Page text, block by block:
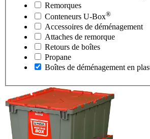
Remorques
Conteneurs U-Box®
Accessoires de déménagement
Attaches de remorque
Retours de boîtes
Propane
Boîtes de déménagement en